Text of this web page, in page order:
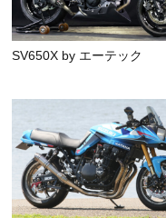
SV650X by エーテック